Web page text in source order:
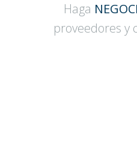
Haga
proveedores y